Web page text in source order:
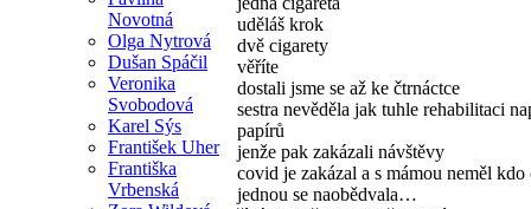
Novotná
Olga Nytrová
Dušan Spáčil
Veronika
Svobodová
Karel Sýs
František Uher
Františka
Vrbenská
uděláš krok
dvě cigarety
věříte
dostali jsme se až ke čtrnáctce
sestra nevěděla jak tuhle rehabilitaci
papírů
jenže pak zakázali návštěvy
covid je zakázal a s mámou neměl
jednou se naobědvala…